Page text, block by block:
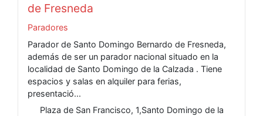
de Fresneda
Paradores
Parador de Santo Domingo Bernardo de Fresneda,
además de ser un parador nacional situado en la
localidad de Santo Domingo de la Calzada . Tiene
espacios y salas en alquiler para ferias,
presentació...
Plaza de San Francisco, 1,Santo Domingo de la